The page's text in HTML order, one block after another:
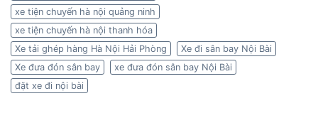
xe tiện chuyến hà nội quảng ninh
xe tiện chuyến hà nội thanh hóa
Xe tải ghép hàng Hà Nội Hải Phòng
Xe đi sân bay Nội Bài
Xe đưa đón sân bay
xe đưa đón sân bay Nội Bài
đặt xe đi nội bài